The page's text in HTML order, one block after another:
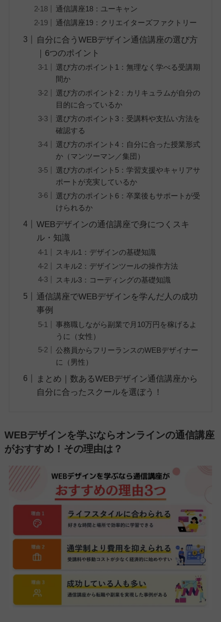
通信講座18：ユーキャン
通信講座19：クリエイターズファクトリー
自分に合うWEBデザイン通信講座の選び方
｜6つのポイント
選び方のポイント1：無理なく学べる受講期
間か
選び方のポイント2：カリキュラムが自分の
目的に合っているか
選び方のポイント3：受講料や支払い方法を
確認する
選び方のポイント4：自分に合った授業形式
か（マンツーマン／集団）
選び方のポイント5：学習支援やキャリアサ
ポートが充実しているか
選び方のポイント6：卒業後もサポートが受
けられるか
WEBデザインの通信講座で身につくスキ
ル・知識
スキル1：デザインの基礎知識
スキル2：デザインツールの操作方法
スキル3：コーディングの基礎知識
通信講座でWEBデザインを学んだ人の成功
事例
事務職しながら副業で月10万円を稼げるよ
うに（女性）
公務員からフリーランスのWEBデザイナー
に（男性）
まとめ｜数あるWEBデザイン通信講座から
自分に合ったスクールを選ぼう！
WEBデザインを学ぶならオンラインの通信講座
がおすすめ！その理由は？